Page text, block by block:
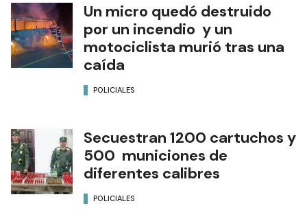
Un micro quedó destruido
por un incendio y un
motociclista murió tras una
caída
POLICIALES
Secuestran 1200 cartuchos y
500 municiones de
diferentes calibres
POLICIALES